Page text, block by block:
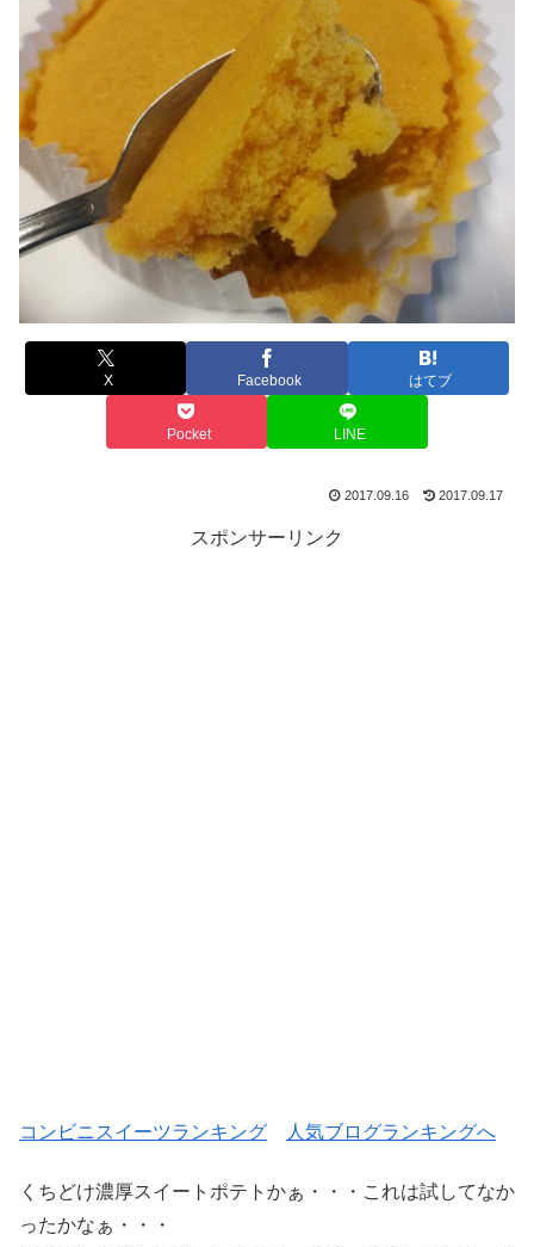
X Facebook はてブ
Pocket LINE
2017.09.16 2017.09.17
スポンサーリンク
コンビニスイーツランキング 人気ブログランキングへ
くちどけ濃厚スイートポテトかぁ・・・これは試してなか
ったかなぁ・・・